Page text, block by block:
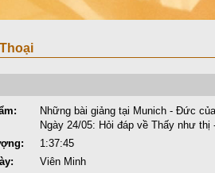
Những bài giảng tại Munich - Đức
Ngày 24/05: Hỏi đáp về Thấy như
1:37:45
Viên Minh